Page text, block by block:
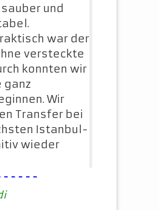
und
war der
versteckte
konnten wir
ganz
Wir
Transfer bei
Istanbul-
wieder